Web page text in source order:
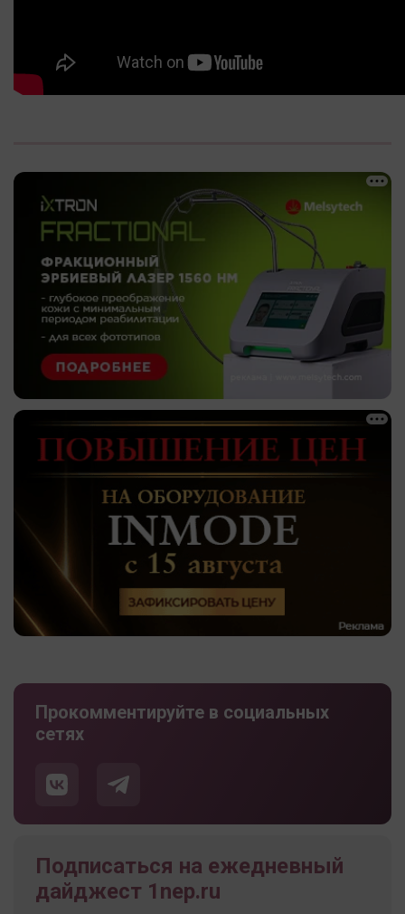
Прокомментируйте в социальных
сетях
Подписаться на ежедневный
дайджест 1nep.ru